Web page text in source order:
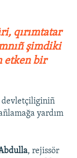
qırımtatar
şimdiki
etken bir
devletçiliginiñ
yardım
, rejissör